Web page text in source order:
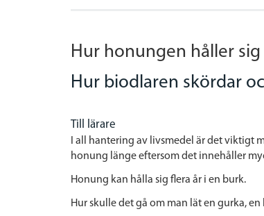
Hur honungen håller sig
Hur biodlaren skördar
Till lärare
I all hantering av livsmedel är det viktigt
honung länge eftersom det innehåller
Honung kan hålla sig flera år i en burk.
Hur skulle det gå om man lät en gurka,